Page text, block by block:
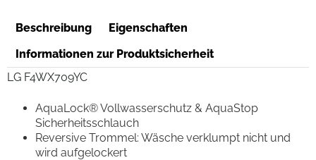
Beschreibung
Eigenschaften
Informationen zur Produktsicherheit
LG F4WX709YC
AquaLock® Vollwasserschutz & AquaStop
Sicherheitsschlauch
Reversive Trommel: Wäsche verklumpt nicht und
wird aufgelockert